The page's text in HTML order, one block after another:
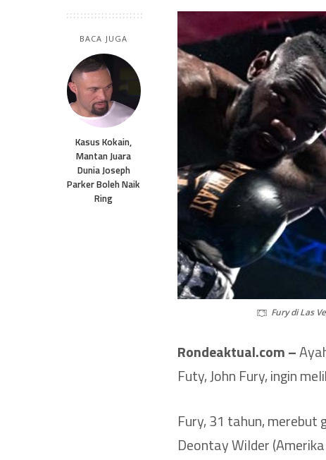
BACA JUGA
Kasus Kokain,
Mantan Juara
Dunia Joseph
Parker Boleh Naik
Ring
Fury di Las
Rondeaktual.com –
Futy, John Fury, ingin
Fury, 31 tahun, merebut
Deontay Wilder